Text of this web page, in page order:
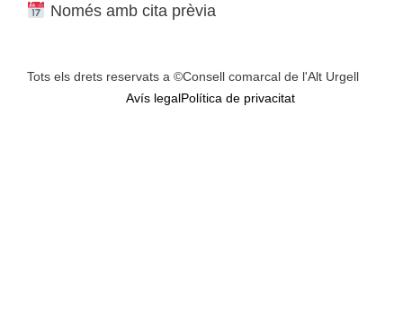
Només amb cita prèvia
Tots els drets reservats a ©Consell comarcal de l'Alt Urgell
Avís legalPolítica de privacitat